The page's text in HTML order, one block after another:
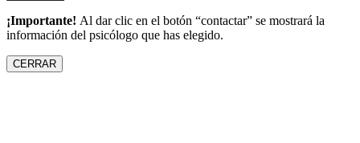
¡Importante! Al dar clic en el botón “contactar” se mostrará la
información del psicólogo que has elegido.
CERRAR